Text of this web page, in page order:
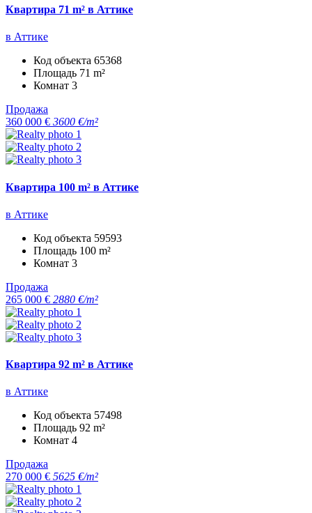
Квартира 71 m² в Аттике
в Аттике
Код объекта 65368
Площадь 71 m²
Комнат 3
Продажа
360 000 € 3600 €/m²
Квартира 100 m² в Аттике
в Аттике
Код объекта 59593
Площадь 100 m²
Комнат 3
Продажа
265 000 € 2880 €/m²
Квартира 92 m² в Аттике
в Аттике
Код объекта 57498
Площадь 92 m²
Комнат 4
Продажа
270 000 € 5625 €/m²